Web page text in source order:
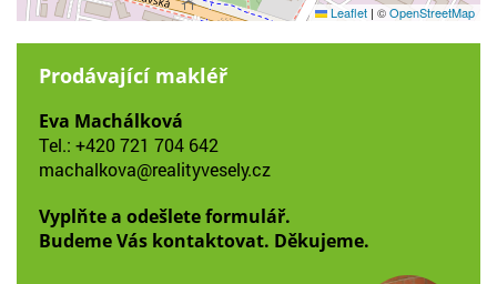
Leaflet | ©OpenStreetMap
Prodávající makléř
Eva Machálková
Tel.: +420 721 704 642
machalkova@realityvesely.cz
Vyplňte a odešlete formulář.
Budeme Vás kontaktovat. Děkujeme.